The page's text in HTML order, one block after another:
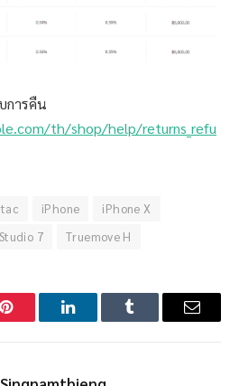
การคืน
th/shop/help/returns_refu
iPhone
iPhone X
Studio 7 Truemove H
Pinterest LinkedInTumblr Email